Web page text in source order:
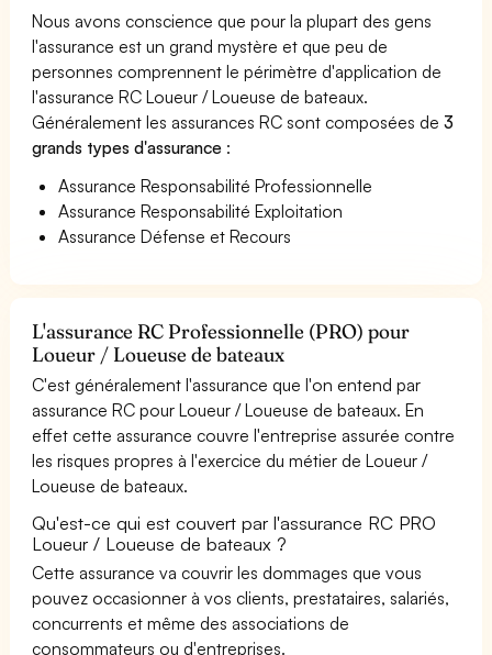
Nous avons conscience que pour la plupart des gens
l'assurance est un grand mystère et que peu de
personnes comprennent le périmètre d'application de
l'assurance RC Loueur / Loueuse de bateaux.
Généralement les assurances RC sont composées de3
grands types d'assurance :
Assurance Responsabilité Professionnelle
Assurance Responsabilité Exploitation
Assurance Défense et Recours
L'assurance RC Professionnelle (PRO) pour
Loueur / Loueuse de bateaux
C'est généralement l'assurance que l'on entend par
assurance RC pour Loueur / Loueuse de bateaux. En
effet cette assurance couvre l'entreprise assurée contre
les risques propres à l'exercice du métier de Loueur /
Loueuse de bateaux.
Qu'est-ce qui est couvert par l'assurance RC PRO
Loueur / Loueuse de bateaux ?
Cette assurance va couvrir les dommages que vous
pouvez occasionner à vos clients, prestataires, salariés,
concurrents et même des associations de
consommateurs ou d'entreprises.